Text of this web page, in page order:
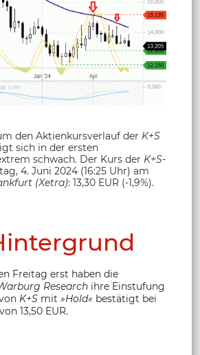
den Aktienkursverlauf der K+S
sich in der ersten
schwach. Der Kurs der K+S-
4. Juni 2024 (16:25 Uhr) am
(Xetra): 13,30 EUR (-1,9%).
Freitag erst haben die
Research ihre Einstufung
K+S mit »Hold« bestätigt bei
13,50 EUR.